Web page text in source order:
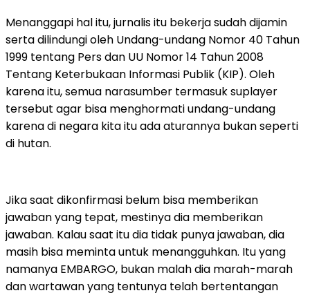
Menanggapi hal itu, jurnalis itu bekerja sudah dijamin
serta dilindungi oleh Undang-undang Nomor 40 Tahun
1999 tentang Pers dan UU Nomor 14 Tahun 2008
Tentang Keterbukaan Informasi Publik (KIP). Oleh
karena itu, semua narasumber termasuk suplayer
tersebut agar bisa menghormati undang-undang
karena di negara kita itu ada aturannya bukan seperti
di hutan.
Jika saat dikonfirmasi belum bisa memberikan
jawaban yang tepat, mestinya dia memberikan
jawaban. Kalau saat itu dia tidak punya jawaban, dia
masih bisa meminta untuk menangguhkan. Itu yang
namanya EMBARGO, bukan malah dia marah-marah
dan wartawan yang tentunya telah bertentangan